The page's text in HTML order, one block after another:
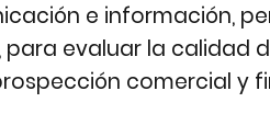
e información,
evaluar la calidad
comercial y